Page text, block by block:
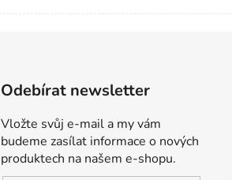
Odebírat newsletter
Vložte svůj e-mail a my vám
budeme zasílat informace o nových
produktech na našem e-shopu.